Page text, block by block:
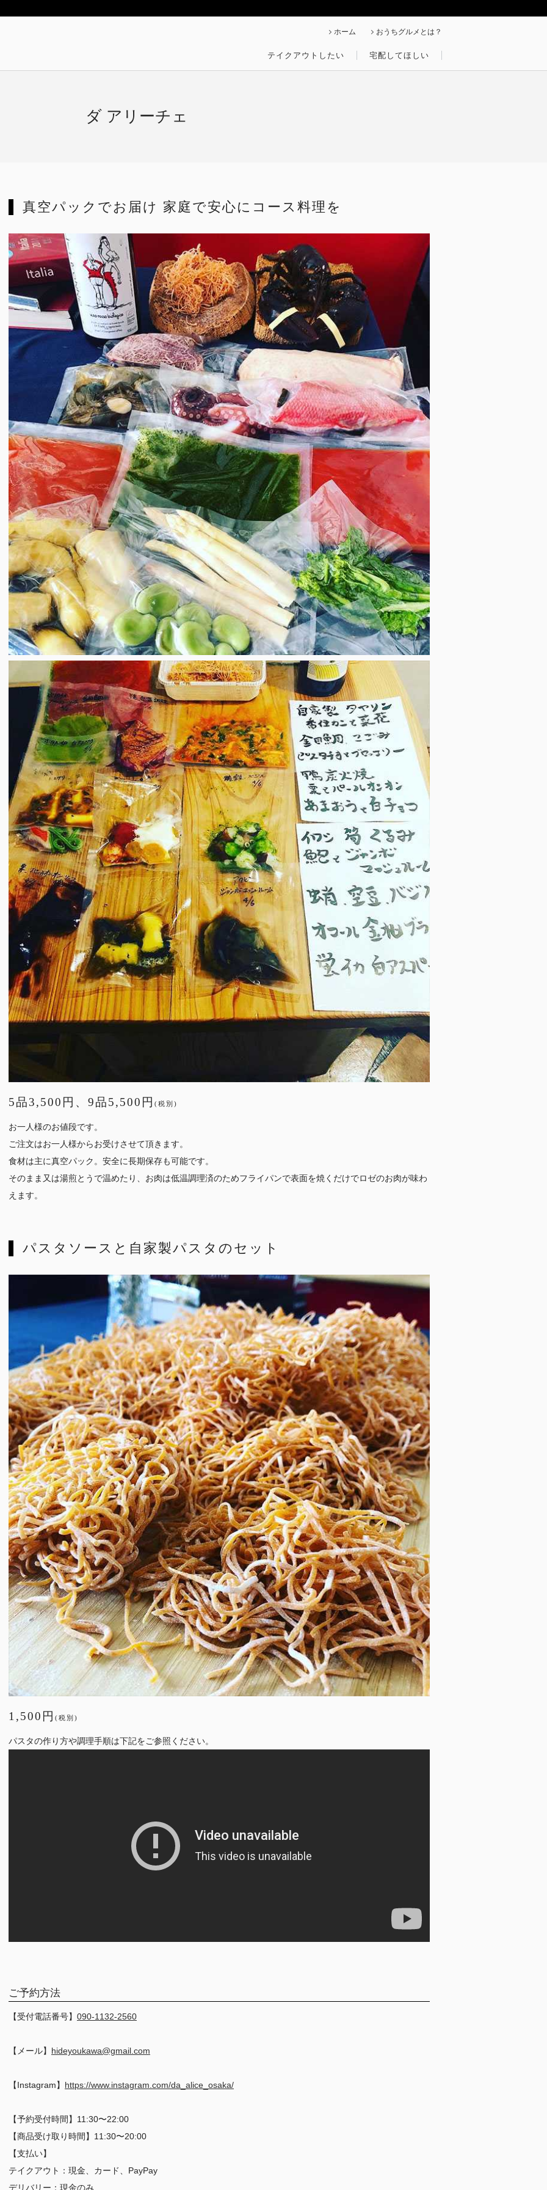
ホーム おうちグルメとは？
テイクアウトしたい 宅配してほしい
ダ アリーチェ
真空パックでお届け 家庭で安心にコース料理を
5品3,500円、9品5,500円 (税別)
お一人様のお値段です。
ご注文はお一人様からお受けさせて頂きます。
食材は主に真空パック。安全に長期保存も可能です。
そのまま又は湯煎とうで温めたり、お肉は低温調理済のためフライパンで表面を焼くだけでロゼのお肉が味わ
えます。
パスタソースと自家製パスタのセット
1,500円 (税別)
パスタの作り方や調理手順は下記をご参照ください。
ご予約方法
【受付電話番号】 090-1132-2560
【メール】 hideyoukawa@gmail.com
【Instagram】 https://www.instagram.com/da_alice_osaka/
【予約受付時間】11:30〜22:00
【商品受け取り時間】11:30〜20:00
【支払い】
テイクアウト：現金、カード、PayPay
デリバリー：現金のみ